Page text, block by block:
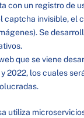
con un registro de
captcha invisible, el
Se
que se viene
2022, los cuales
utiliza